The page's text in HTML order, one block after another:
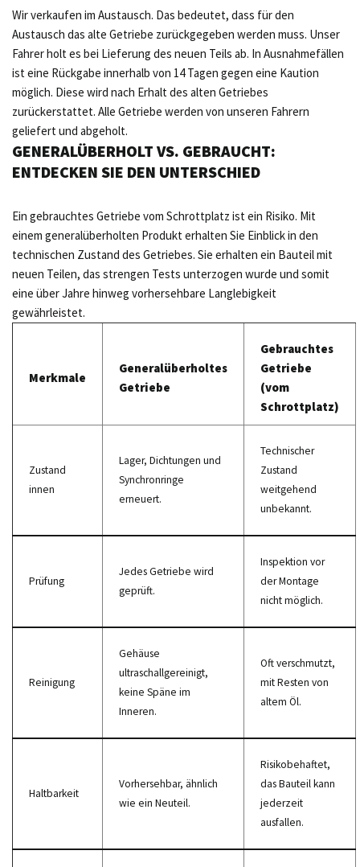
Wir verkaufen im Austausch. Das bedeutet, dass für den
Austausch das alte Getriebe zurückgegeben werden muss. Unser
Fahrer holt es bei Lieferung des neuen Teils ab. In Ausnahmefällen
ist eine Rückgabe innerhalb von 14 Tagen gegen eine Kaution
möglich. Diese wird nach Erhalt des alten Getriebes
zurückerstattet. Alle Getriebe werden von unseren Fahrern
geliefert und abgeholt.
GENERALÜBERHOLT VS. GEBRAUCHT:
ENTDECKEN SIE DEN UNTERSCHIED
Ein gebrauchtes Getriebe vom Schrottplatz ist ein Risiko. Mit
einem generalüberholten Produkt erhalten Sie Einblick in den
technischen Zustand des Getriebes. Sie erhalten ein Bauteil mit
neuen Teilen, das strengen Tests unterzogen wurde und somit
eine über Jahre hinweg vorhersehbare Langlebigkeit
gewährleistet.
Merkmale
Generalüberholtes
Getriebe
Gebrauchtes
Getriebe
(vom
Schrottplatz)
Zustand
innen
Lager, Dichtungen und
Synchronringe
erneuert.
Technischer
Zustand
weitgehend
unbekannt.
Prüfung
Jedes Getriebe wird
geprüft.
Inspektion vor
der Montage
nicht möglich.
Reinigung
Gehäuse
ultraschallgereinigt,
keine Späne im
Inneren.
Oft verschmutzt,
mit Resten von
altem Öl.
Haltbarkeit
Vorhersehbar, ähnlich
wie ein Neuteil.
Risikobehaftet,
das Bauteil kann
jederzeit
ausfallen.